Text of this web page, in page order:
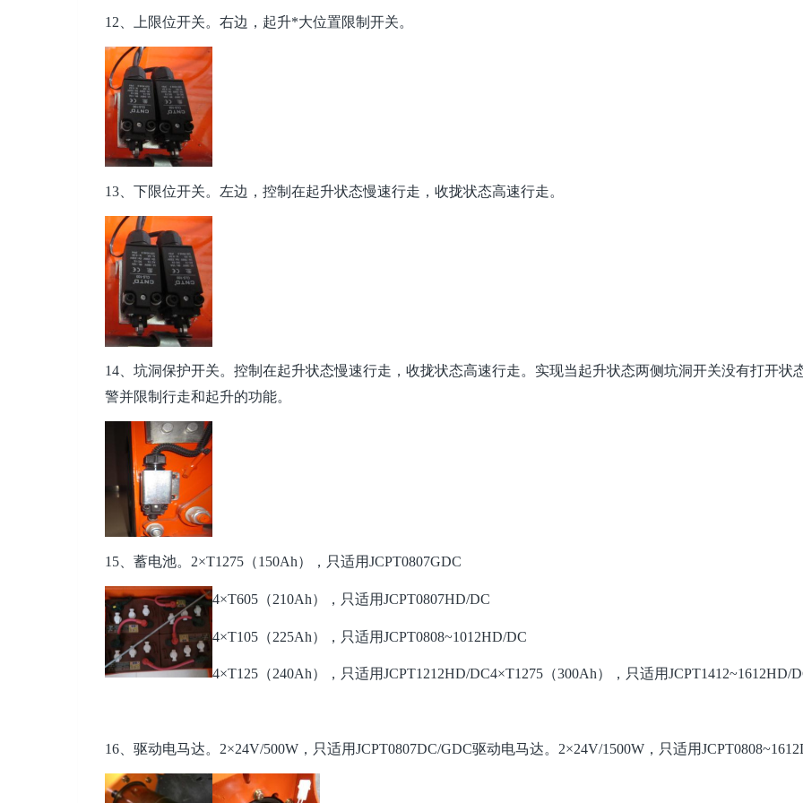
12、上限位开关。右边，起升*大位置限制开关。
13、下限位开关。左边，控制在起升状态慢速行走，收拢状态高速行走。
14、坑洞保护开关。控制在起升状态慢速行走，收拢状态高速行走。实现当起升状态两侧坑洞开关没有打开状
警并限制行走和起升的功能。
15、蓄电池。2×T1275（150Ah），只适用JCPT0807GDC
4×T605（210Ah），只适用JCPT0807HD/DC
4×T105 （225Ah），只适用JCPT0808~1012HD/DC
4×T125（240Ah），只适用JCPT1212HD/DC4×T1275（300Ah），只适用JCPT1412~1612HD/
16、驱动电马达。2×24V/500W，只适用JCPT0807DC/GDC驱动电马达。2×24V/1500W，只适用